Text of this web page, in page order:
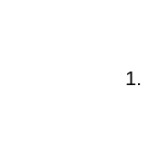
1.